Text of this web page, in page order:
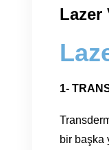
Lazer
1-
bir başka